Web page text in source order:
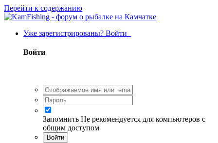
Перейти к содержанию
Уже зарегистрированы? Войти
Войти
Запомнить Не рекомендуется для компьютеров с
общим доступом
Войти